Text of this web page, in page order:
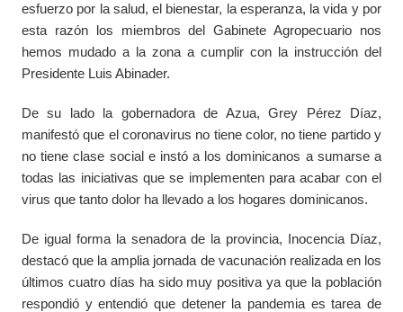
esfuerzo por la salud, el bienestar, la esperanza, la vida y por
esta razón los miembros del Gabinete Agropecuario nos
hemos mudado a la zona a cumplir con la instrucción del
Presidente Luis Abinader.
De su lado la gobernadora de Azua, Grey Pérez Díaz,
manifestó que el coronavirus no tiene color, no tiene partido y
no tiene clase social e instó a los dominicanos a sumarse a
todas las iniciativas que se implementen para acabar con el
virus que tanto dolor ha llevado a los hogares dominicanos.
De igual forma la senadora de la provincia, Inocencia Díaz,
destacó que la amplia jornada de vacunación realizada en los
últimos cuatro días ha sido muy positiva ya que la población
respondió y entendió que detener la pandemia es tarea de